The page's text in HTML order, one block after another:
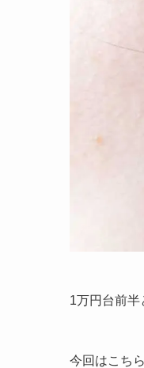
1万円台前半
今回はこち